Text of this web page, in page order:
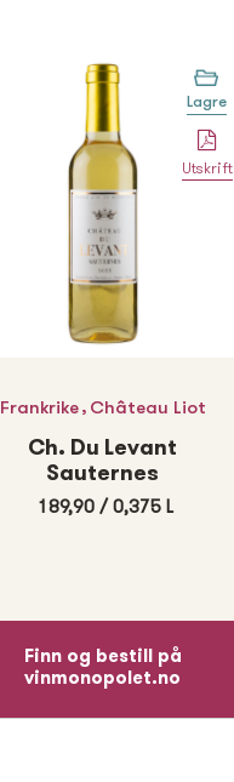
Utskrift
Frankrike, Château Liot
Finn og bestill på
vinmonopolet.no
Ch. Du Levant
Sauternes
189,90 / 0,375 L
Lagre